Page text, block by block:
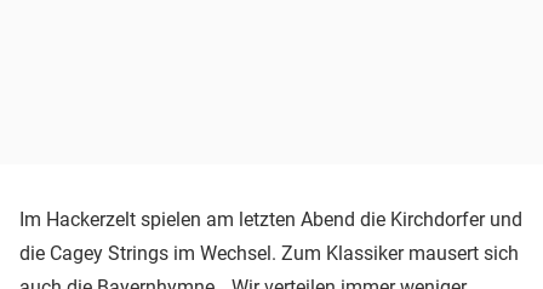
Im Hackerzelt spielen am letzten Abend die Kirchdorfer und
die Cagey Strings im Wechsel. Zum Klassiker mausert sich